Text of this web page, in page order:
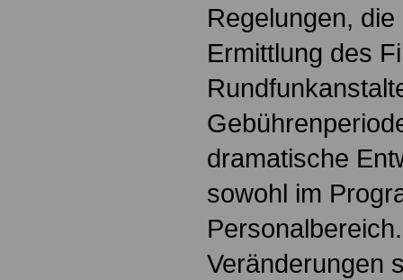
Regelungen,
Ermittlung des
dramatische
sowohl im
Veränderungen